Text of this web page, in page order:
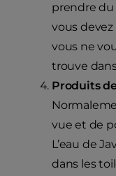
prendre
vous
vous ne
trouve
Produits
vue et de
L’eau de
dans les